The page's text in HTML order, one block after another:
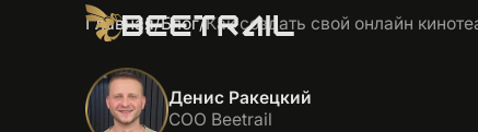
Главная/Блог/Как создать свой онлайн
Денис Ракецкий
COO Beetrail